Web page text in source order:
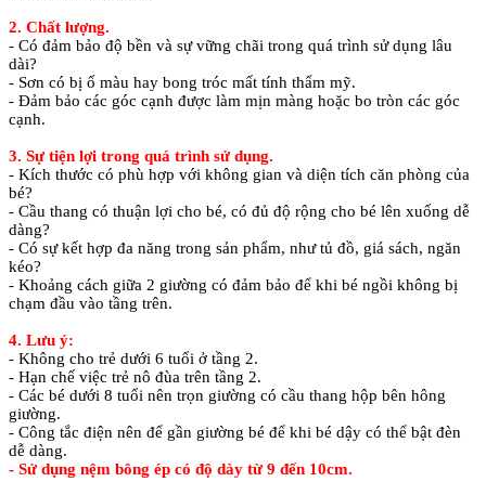
2. Chất lượng.
- Có đảm bảo độ bền và sự vững chãi trong quá trình sử dụng lâu
dài?
- Sơn có bị ố màu hay bong tróc mất tính thẩm mỹ.
- Đảm bảo các góc cạnh được làm mịn màng hoặc bo tròn các góc
cạnh.
3. Sự tiện lợi trong quá trình sử dụng.
- Kích thước có phù hợp với không gian và diện tích căn phòng của
bé?
- Cầu thang có thuận lợi cho bé, có đủ độ rộng cho bé lên xuống dễ
dàng?
- Có sự kết hợp đa năng trong sản phẩm, như tủ đồ, giá sách, ngăn
kéo?
- Khoảng cách giữa 2 giường có đảm bảo để khi bé ngồi không bị
chạm đầu vào tầng trên.
4. Lưu ý:
- Không cho trẻ dưới 6 tuổi ở tầng 2.
- Hạn chế việc trẻ nô đùa trên tầng 2.
- Các bé dưới 8 tuổi nên trọn giường có cầu thang hộp bên hông
giường.
- Công tắc điện nên để gần giường bé để khi bé dậy có thể bật đèn
dễ dàng.
- Sử dụng nệm bông ép có độ dày từ 9 đến 10cm.